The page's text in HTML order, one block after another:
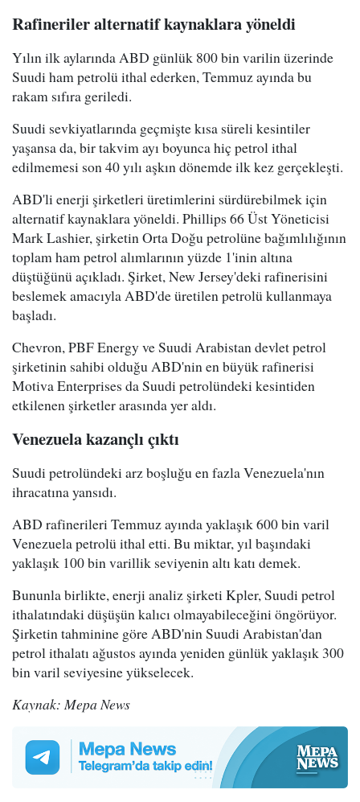
Rafineriler alternatif kaynaklara yöneldi
Yılın ilk aylarında ABD günlük 800 bin varilin üzerinde
Suudi ham petrolü ithal ederken, Temmuz ayında bu
rakam sıfıra geriledi.
Suudi sevkiyatlarında geçmişte kısa süreli kesintiler
yaşansa da, bir takvim ayı boyunca hiç petrol ithal
edilmemesi son 40 yılı aşkın dönemde ilk kez gerçekleşti.
ABD'li enerji şirketleri üretimlerini sürdürebilmek için
alternatif kaynaklara yöneldi. Phillips 66 Üst Yöneticisi
Mark Lashier, şirketin Orta Doğu petrolüne bağımlılığının
toplam ham petrol alımlarının yüzde 1'inin altına
düştüğünü açıkladı. Şirket, New Jersey'deki rafinerisini
beslemek amacıyla ABD'de üretilen petrolü kullanmaya
başladı.
Chevron, PBF Energy ve Suudi Arabistan devlet petrol
şirketinin sahibi olduğu ABD'nin en büyük rafinerisi
Motiva Enterprises da Suudi petrolündeki kesintiden
etkilenen şirketler arasında yer aldı.
Venezuela kazançlı çıktı
Suudi petrolündeki arz boşluğu en fazla Venezuela'nın
ihracatına yansıdı.
ABD rafinerileri Temmuz ayında yaklaşık 600 bin varil
Venezuela petrolü ithal etti. Bu miktar, yıl başındaki
yaklaşık 100 bin varillik seviyenin altı katı demek.
Bununla birlikte, enerji analiz şirketi Kpler, Suudi petrol
ithalatındaki düşüşün kalıcı olmayabileceğini öngörüyor.
Şirketin tahminine göre ABD'nin Suudi Arabistan'dan
petrol ithalatı ağustos ayında yeniden günlük yaklaşık 300
bin varil seviyesine yükselecek.
Kaynak: Mepa News